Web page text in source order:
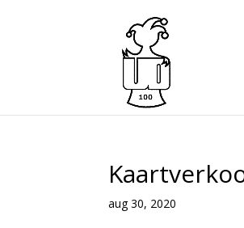
aug 30, 2020